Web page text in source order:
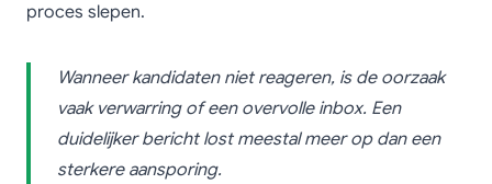
proces slepen.
Wanneer kandidaten niet reageren, is de oorzaak
vaak verwarring of een overvolle inbox. Een
duidelijker bericht lost meestal meer op dan een
sterkere aansporing.